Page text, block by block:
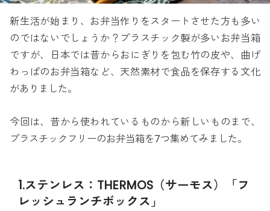
新生活が始まり、お弁当作りをスタートさせた方も多い
のではないでしょうか？プラスチック製が多いお弁当箱
ですが、日本では昔からおにぎりを包む竹の皮や、曲げ
わっぱのお弁当箱など、天然素材で食品を保存する文化
がありました。
今回は、昔から使われているものから新しいものまで、
プラスチックフリーのお弁当箱を7つ集めてみました。
1.ステンレス：THERMOS（サーモス）「フ
レッシュランチボックス」